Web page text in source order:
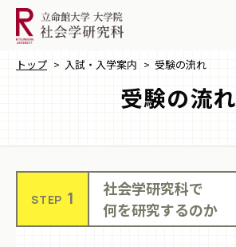
トップ > 入試・入学案内 > 受験の流れ
受験の流れ
STEP 1
社会学研究科で
何を研究するのか